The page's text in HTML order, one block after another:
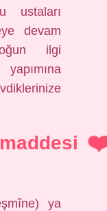
ustaları
devam
ilgi
ya